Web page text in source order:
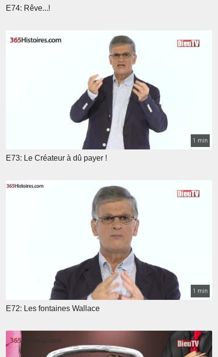
E74: Rêve...!
1 min
E73: Le Créateur à dû payer !
1 min
E72: Les fontaines Wallace